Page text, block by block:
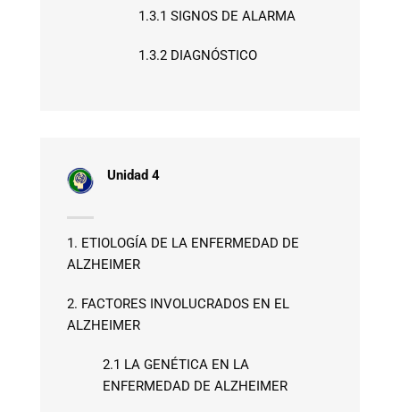
1.3.1 SIGNOS DE ALARMA
1.3.2 DIAGNÓSTICO
Unidad 4
1. ETIOLOGÍA DE LA ENFERMEDAD DE
ALZHEIMER
2. FACTORES INVOLUCRADOS EN EL
ALZHEIMER
2.1 LA GENÉTICA EN LA
ENFERMEDAD DE ALZHEIMER